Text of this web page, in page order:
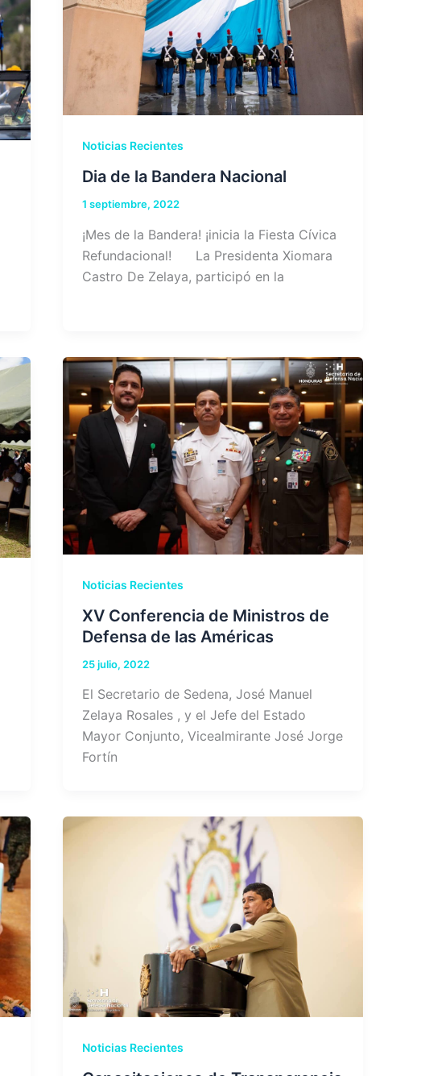
Noticias Recientes
Dia de la Bandera Nacional
1 septiembre, 2022
¡Mes de la Bandera! ¡inicia la Fiesta Cívica
Refundacional! La Presidenta Xiomara
Castro De Zelaya, participó en la
Noticias Recientes
XV Conferencia de Ministros de
Defensa de las Américas
25 julio, 2022
El Secretario de Sedena, José Manuel
Zelaya Rosales , y el Jefe del Estado
Mayor Conjunto, Vicealmirante José Jorge
Fortín
Noticias Recientes